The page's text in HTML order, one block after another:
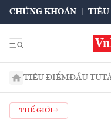
CHỨNG KHOÁN TIÊU
TIÊU ĐIỂMĐẦU TƯ
THẾ GIỚI